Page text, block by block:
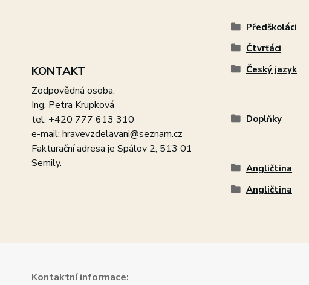
KONTAKT
Zodpovědná osoba:
Ing. Petra Krupková
tel: +420 777 613 310
e-mail: hravevzdelavani@seznam.cz
Fakturační adresa je Spálov 2, 513 01
Semily.
Předškoláci
Čtvrťáci
Český jazyk
Doplňky
Angličtina
Angličtina
Kontaktní informace: